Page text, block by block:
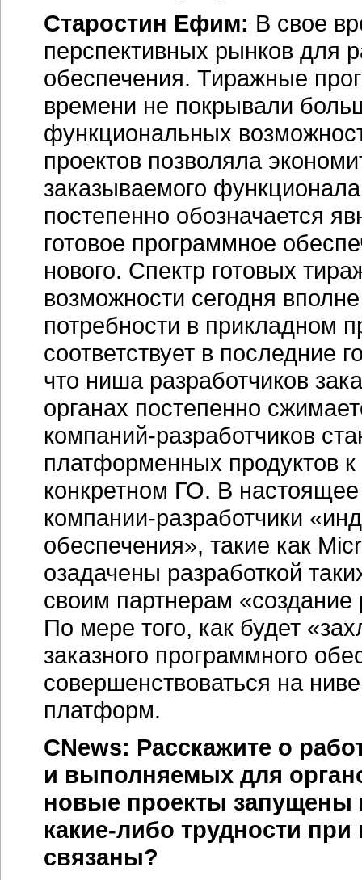
Старостин Ефим: В свое
перспективных рынков для
обеспечения. Тиражные
времени не покрывали
функциональных
проектов позволяла
заказываемого
постепенно обозначается
готовое программное
нового. Спектр готовых
возможности сегодня
потребности в прикладном
соответствует в
что ниша разработчиков
органах постепенно
компаний-разработчиков
платформенных продуктов
конкретном ГО. В
компании-разработчики
обеспечения», такие как
озадачены разработкой
своим партнерам
По мере того, как будет
заказного программного
совершенствоваться на
платформ.
CNews: Расскажите о
и выполняемых для
новые проекты запущены
какие-либо трудности
связаны?